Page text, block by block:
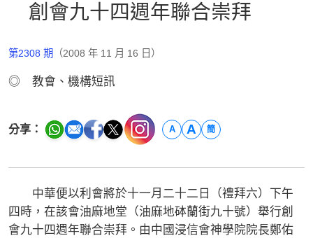
創會九十四週年聯合崇拜
第2308 期 （2008 年 11 月 16 日）
◎ 教會、機構短訊
分享： A A 簡
中華便以利會將於十一月二十二日（禮拜六）下午
四時，在該會油麻地堂（油麻地砵蘭街九十號）舉行創
會九十四週年聯合崇拜。由中國浸信會神學院院長鄭佑